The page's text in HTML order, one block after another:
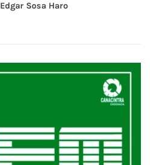
Edgar Sosa Haro